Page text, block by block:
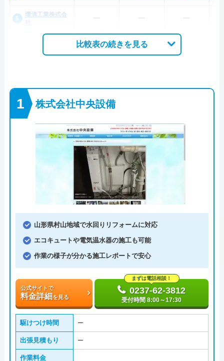
環清工業株式会
比較表の続きを見る
株式会社中央設備
山形県村山地域で水回りリフォームに対応
エコキュートや電気温水器の施工も可能
作業の様子が分かる施工レポートで安心
公式サイトで
料金詳細を見る
まずは電話相談！
0237-62-3812
受付時間 8:00～17:30
駆けつけ時間 ー
出張見積もり ー
作業料金